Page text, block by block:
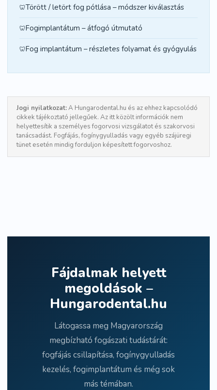
Törött / letört fog pótlása – módszer kiválasztás
Fogimplantátum – átfogó útmutató
Fog implantátum – részletes folyamat és gyógyulás
Jogi nyilatkozat:A Hungarodental.hu és az ehhez kapcsolódó
cikkek tájékoztató jellegűek. Az itt közölt információk nem
helyettesítik a személyes fogorvosi vizsgálatot és szakorvosi
tanácsadást. Fogfájás, fogínygyulladás vagy egyéb szájüregi
tünet esetén mindig forduljon képesített fogorvoshoz.
Fájdalmak helyett
megoldások –
Hungarodental.hu
Látogassa meg Magyarország
megbízható fogászati tudástárát:
fogfájás csillapítása, fogínygyulladás
kezelés, fogimplantátum és még sok
más témában.